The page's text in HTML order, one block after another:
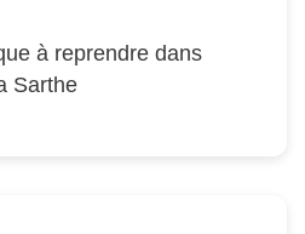
à reprendre dans
Sarthe